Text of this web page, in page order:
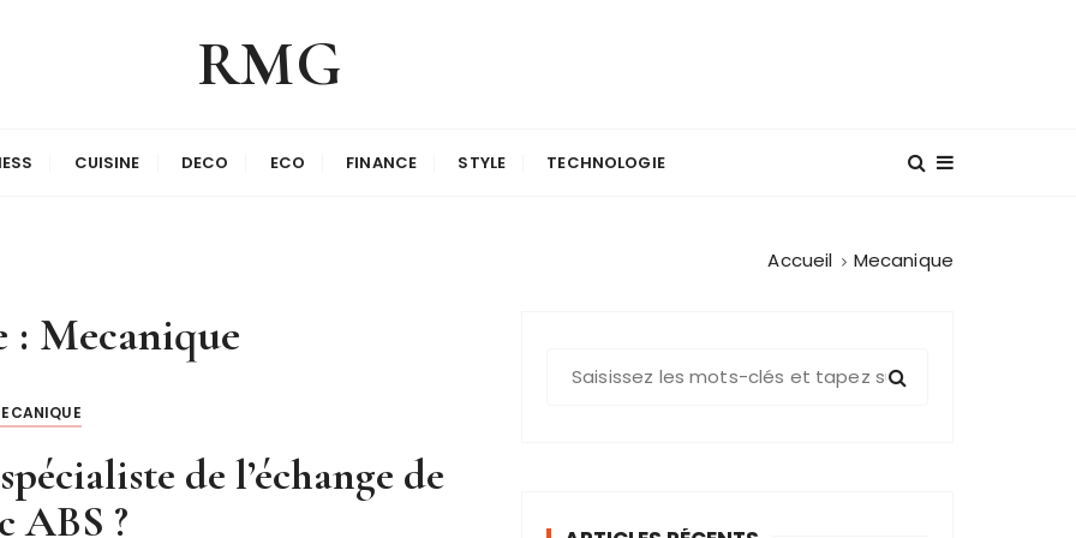
RMG
CUISINE DECO ECO FINANCE STYLE TECHNOLOGIE
Accueil Mecanique
: Mecanique
de l’échange de
ABS ?